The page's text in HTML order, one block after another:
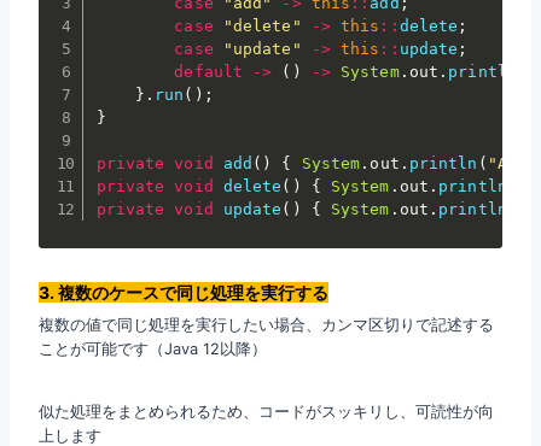
case
"delete" -> this : : delete ;
case
"update" -> this : : update ;
default
-> ( ) -> System. out . println
} . run ( ) ;
}
private void add ( ) { System . out . println ( "Add
private
void delete ( ) { System . out . println
private
void update ( ) { System . out . println
3. 複数のケースで同じ処理を実行する
複数の値で同じ処理を実行したい場合、カンマ区切りで記述する
ことが可能です（Java 12以降）
似た処理をまとめられるため、コードがスッキリし、可読性が向
上します